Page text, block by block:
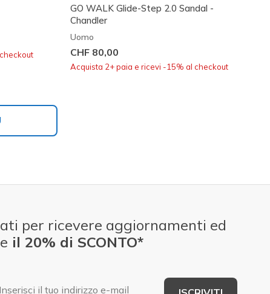
GO WALK Glide-Step 2.0 Sandal -
Chandler
Uomo
CHF 80,00
Acquista 2+ paia e ricevi -15% al checkout
per ricevere aggiornamenti ed
il 20% di SCONTO*
E-mail